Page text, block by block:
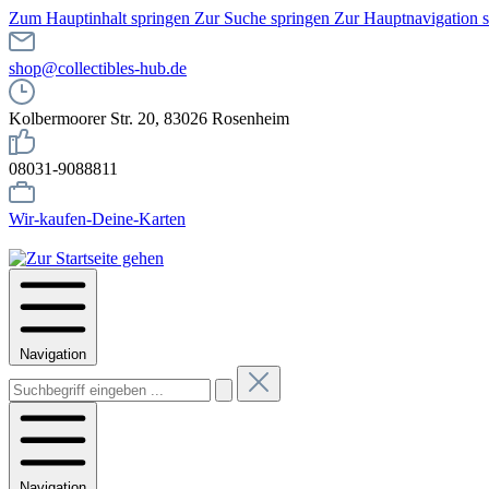
Zum Hauptinhalt springen Zur Suche springen Zur Hauptnavigation
shop@collectibles-hub.de
Kolbermoorer Str. 20, 83026 Rosenheim
08031-9088811
Wir-kaufen-Deine-Karten
Navigation